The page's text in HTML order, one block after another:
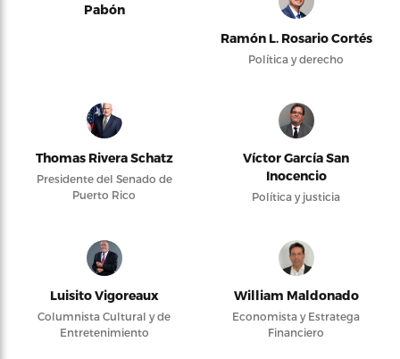
Pabón
Ramón L. Rosario Cortés
Política y derecho
Thomas Rivera Schatz
Presidente del Senado de
Puerto Rico
Víctor García San
Inocencio
Política y justicia
Luisito Vigoreaux
Columnista Cultural y de
Entretenimiento
William Maldonado
Economista y Estratega
Financiero